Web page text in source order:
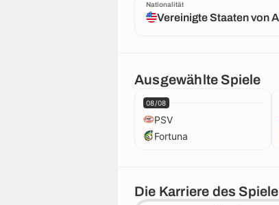
Nationalität
Vereinigte Staaten von
Ausgewählte Spiele
08/08
PSV
Fortuna
Die Karriere des